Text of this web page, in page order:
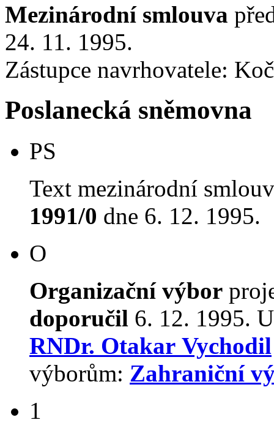
Mezinárodní smlouva
24. 11. 1995.
Zástupce navrhovatele:
Poslanecká sněmovna
PS
Text mezinárodní
1991/0 dne 6. 12. 1995.
O
Organizační výbor
doporučil 6. 12. 1995.
RNDr. Otakar Vychodil
výborům: Zahraniční
1